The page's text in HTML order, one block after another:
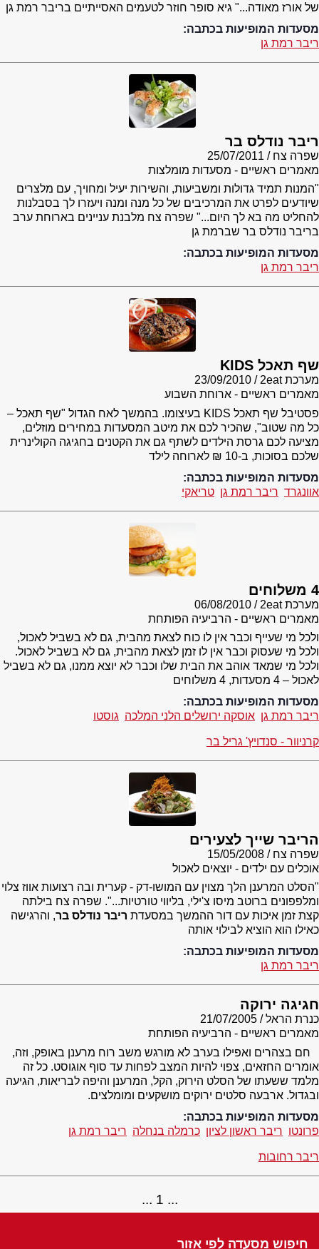
של אורז מאודה..." גיא סופר חוזר לטעמים האסייתיים בריבר רמת גן
מסעדות המופיעות בכתבה:
ריבר רמת גן
ריבר נודלס בר
שפרה צח
25/07/2011
מאמרים ראשיים - מסעדות מומלצות
"המנות תמיד גדולות ומשביעות, והשירות יעיל ומחויך, עם מלצרים
שיודעים לפרט את המרכיבים של כל מנה ומנה ויעזרו לך בסבלנות
להחליט מה בא לך היום..." שפרה צח מלבנת עניינים בארוחת ערב
בריבר נודלס בר שברמת גן
מסעדות המופיעות בכתבה:
ריבר רמת גן
שף תאכל KIDS
מערכת 2eat
23/09/2010
מאמרים ראשיים - ארוחת השבוע
פסטיבל שף תאכל KIDS בעיצומו. בהמשך לאח הגדול "שף תאכל –
כל מה שטוב", שהכיר לכם את מיטב המסעדות במחירים מוזלים,
מציעה לכם גרסת הילדים לשתף גם את הקטנים בחגיגה הקולינרית
שלכם בסוכות, ב-10 ₪ לארוחה לילד
מסעדות המופיעות בכתבה:
אוונגרד ריבר רמת גן טריאקי
4 משלוחים
מערכת 2eat
06/08/2010
מאמרים ראשיים - הרביעיה הפותחת
ולכל מי שעייף וכבר אין לו כוח לצאת מהבית, גם לא בשביל לאכול,
ולכל מי שעסוק וכבר אין לו זמן לצאת מהבית, גם לא בשביל לאכול.
ולכל מי שמאד אוהב את הבית שלו וכבר לא יוצא ממנו, גם לא בשביל
לאכול – 4 מסעדות, 4 משלוחים
מסעדות המופיעות בכתבה:
ריבר רמת גן אוסקה ירושלים הלני המלכה גוסטו
קרניוור - סנדויץ' גריל בר
הריבר שייך לצעירים
שפרה צח
15/05/2008
אוכלים עם ילדים - יוצאים לאכול
"הסלט המרענן הלך מצוין עם המושו-דק - קערית ובה רצועות אווז צלוי
ומלפפונים ברוטב מיסו צ'ילי, בליווי טורטיות...". שפרה צח בילתה
קצת זמן איכות עם דור ההמשך במסעדת ריבר נודלס בר, והרגישה
כאילו הוא הוציא לבילוי אותה
מסעדות המופיעות בכתבה:
ריבר רמת גן
חגיגה ירוקה
כנרת הראל
21/07/2005
מאמרים ראשיים - הרביעיה הפותחת
חם בצהרים ואפילו בערב לא מורגש משב רוח מרענן באופק, וזה,
אומרים החזאים, צפוי להיות המצב לפחות עד סוף אוגוסט. כל זה
מלמד ששעתו של הסלט הירוק, הקל, המרענן והיפה לבריאות, הגיעה
ובגדול. ארבעה סלטים ירוקים מושקעים ומומלצים.
מסעדות המופיעות בכתבה:
פרונטו ריבר ראשון לציון כרמלה בנחלה ריבר רמת גן
ריבר רחובות
1
חיפוש מסעדה לפי אזור